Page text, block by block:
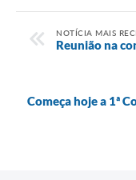
NOTÍCIA MAIS
Reunião na
Começa hoje a 1ª